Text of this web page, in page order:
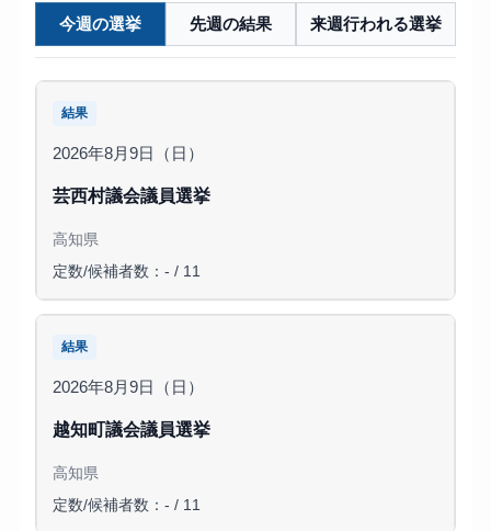
今週の選挙 先週の結果 来週行われる選挙
結果
2026年8月9日（日）
芸西村議会議員選挙
高知県
定数/候補者数：- / 11
結果
2026年8月9日（日）
越知町議会議員選挙
高知県
定数/候補者数：- / 11